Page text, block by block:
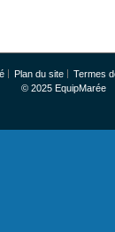
Plan du site Termes
© 2025 EquipMarée